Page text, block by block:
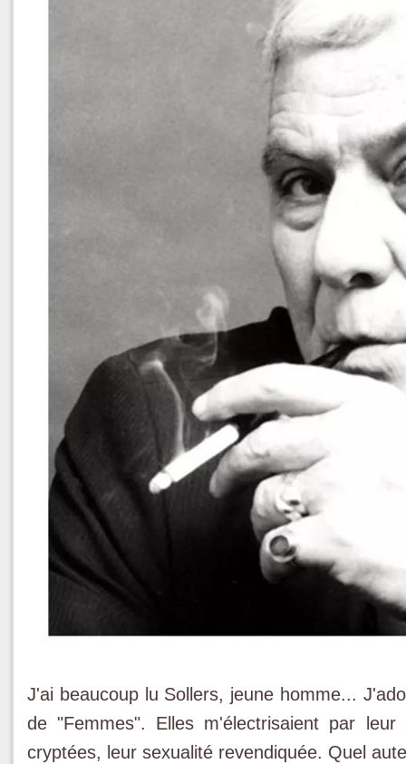
J'ai beaucoup lu Sollers, jeune homme...
de "Femmes". Elles m'électrisaient par
cryptées, leur sexualité revendiquée. Quel